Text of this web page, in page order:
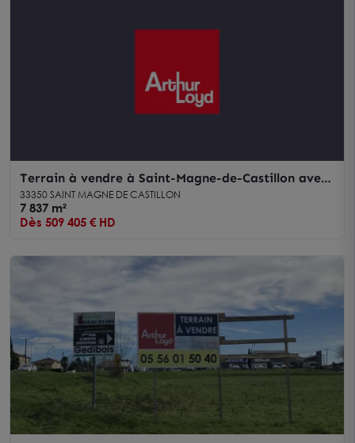
Terrain à vendre à Saint-Magne-de-Castillon avec
maison et grand terrain
33350 SAINT MAGNE DE CASTILLON
7 837 m²
Dès 509 405 € HD